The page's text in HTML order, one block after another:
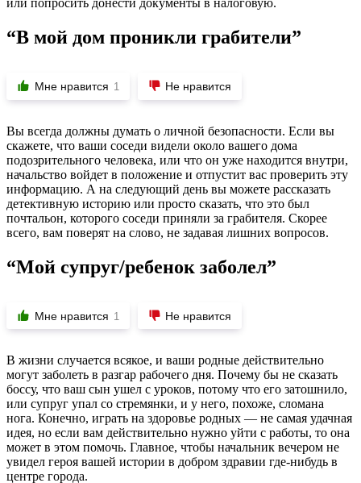
или попросить донести документы в налоговую.
“В мой дом проникли грабители”
Мне нравится 1 Не нравится
Вы всегда должны думать о личной безопасности. Если вы
скажете, что ваши соседи видели около вашего дома
подозрительного человека, или что он уже находится внутри,
начальство войдет в положение и отпустит вас проверить эту
информацию. А на следующий день вы можете рассказать
детективную историю или просто сказать, что это был
почтальон, которого соседи приняли за грабителя. Скорее
всего, вам поверят на слово, не задавая лишних вопросов.
“Мой супруг/ребенок заболел”
Мне нравится 1 Не нравится
В жизни случается всякое, и ваши родные действительно
могут заболеть в разгар рабочего дня. Почему бы не сказать
боссу, что ваш сын ушел с уроков, потому что его затошнило,
или супруг упал со стремянки, и у него, похоже, сломана
нога. Конечно, играть на здоровье родных — не самая удачная
идея, но если вам действительно нужно уйти с работы, то она
может в этом помочь. Главное, чтобы начальник вечером не
увидел героя вашей истории в добром здравии где-нибудь в
центре города.